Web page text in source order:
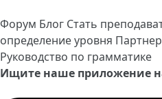
Форум Блог Стать
определение уровня
Руководство по грамматике
Ищите наше приложение